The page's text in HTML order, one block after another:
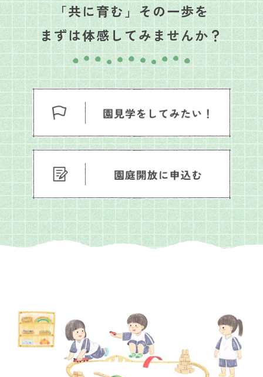
「共に育む」その一歩を
まずは体感してみませんか？